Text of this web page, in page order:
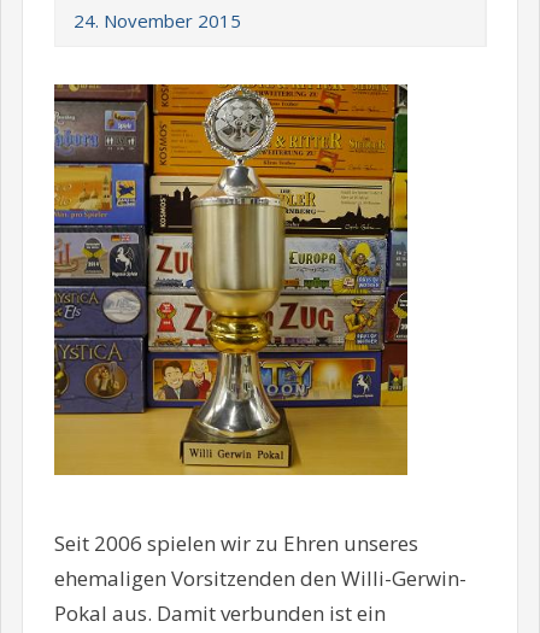
24. November 2015
Seit 2006 spielen wir zu Ehren unseres
ehemaligen Vorsitzenden den Willi-Gerwin-
Pokal aus. Damit verbunden ist ein